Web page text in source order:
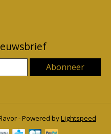
Abonneer
- Powered byLightspeed